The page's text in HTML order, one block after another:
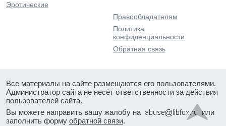
Эротические
Правообладателям
Политика
конфиденциальности
Обратная связь
Все материалы на сайте размещаются его пользователями.
Администратор сайта не несёт ответственности за действия
пользователей сайта.
Вы можете направить вашу жалобу на
или
заполнить форму обратной связи.